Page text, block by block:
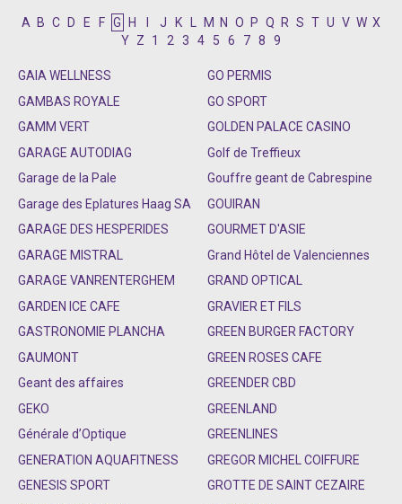
A B C D E F G H J K L M N O P Q R S T U V W X
Y Z 1 2 3 4 5 6 7 8 9
GAIA WELLNESS
GAMBAS ROYALE
GAMM VERT
GARAGE AUTODIAG
Garage de la Pale
Garage des Eplatures Haag SA
GARAGE DES HESPERIDES
GARAGE MISTRAL
GARAGE VANRENTERGHEM
GARDEN ICE CAFE
GASTRONOMIE PLANCHA
GAUMONT
Geant des affaires
GEKO
Générale d’Optique
GENERATION AQUAFITNESS
GENESIS SPORT
GO PERMIS
GO SPORT
GOLDEN PALACE CASINO
Golf de Treffieux
Gouffre geant de Cabrespine
GOUIRAN
GOURMET D'ASIE
Grand Hôtel de Valenciennes
GRAND OPTICAL
GRAVIER ET FILS
GREEN BURGER FACTORY
GREEN ROSES CAFE
GREENDER CBD
GREENLAND
GREENLINES
GREGOR MICHEL COIFFURE
GROTTE DE SAINT CEZAIRE